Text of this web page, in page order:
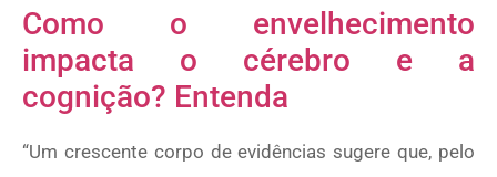
Como o envelhecimento
impacta o cérebro e a
cognição? Entenda
“Um crescente corpo de evidências sugere que, pelo